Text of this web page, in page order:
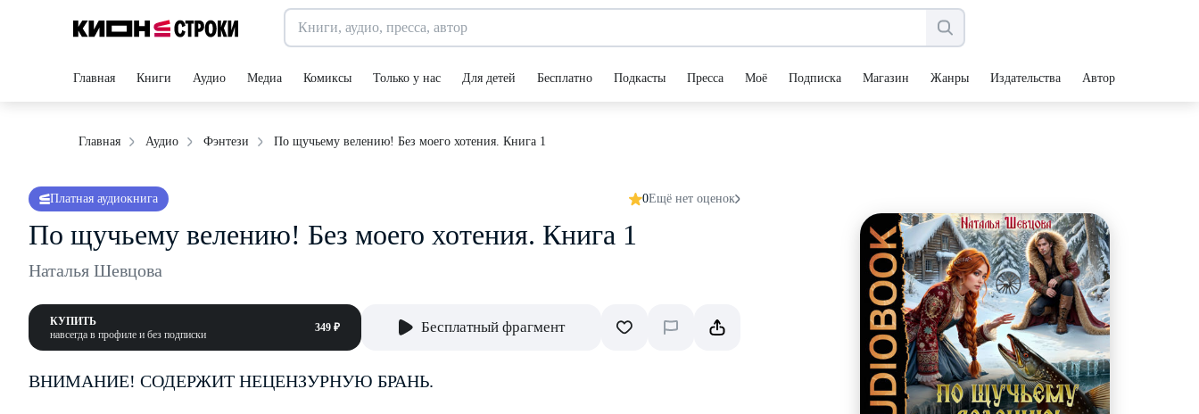
Главная Книги Аудио Медиа Комиксы Только у нас Для детей Бесплатно Подкасты Пресса Моё Подписка Магазин Жанры Издательства Авторы
Главная Аудио Фэнтези По щучьему велению! Без моего хотения. Книга 1
Платная аудиокнига 0Ещё нет оценок
По щучьему велению! Без моего хотения. Книга 1
Наталья Шевцова
КУПИТЬ
навсегда в профиле и без подписки
349 ₽ Бесплатный фрагмент
ВНИМАНИЕ! СОДЕРЖИТ НЕЦЕНЗУРНУЮ БРАНЬ.